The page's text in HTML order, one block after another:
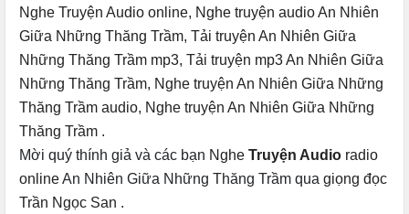
Nghe Truyện Audio online, Nghe truyện audio An Nhiên
Giữa Những Thăng Trầm, Tải truyện An Nhiên Giữa
Những Thăng Trầm mp3, Tải truyện mp3 An Nhiên Giữa
Những Thăng Trầm, Nghe truyện An Nhiên Giữa Những
Thăng Trầm audio, Nghe truyện An Nhiên Giữa Những
Thăng Trầm .
Mời quý thính giả và các bạn Nghe Truyện Audio radio
onlineAn Nhiên Giữa Những Thăng Trầm qua giọng đọc
Trần Ngọc San .